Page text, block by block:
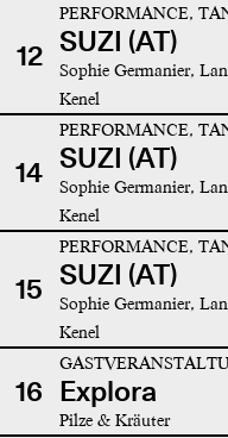
12
PERFORMANCE,
SUZI (AT)
Sophie Germanier,
Kenel
14
PERFORMANCE,
SUZI (AT)
Sophie Germanier,
Kenel
15
PERFORMANCE,
SUZI (AT)
Sophie Germanier,
Kenel
16 Explora
Pilze & Kräuter